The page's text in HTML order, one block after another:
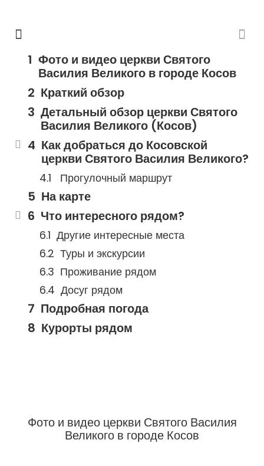
Фото и видео церкви Святого
Василия Великого в городе Косов
Краткий обзор
Детальный обзор церкви Святого
Василия Великого (Косов)
Как добраться до Косовской
церкви Святого Василия Великого?
Прогулочный маршрут
На карте
Что интересного рядом?
Другие интересные места
Туры и экскурсии
Проживание рядом
Досуг рядом
Подробная погода
Курорты рядом
Фото и видео церкви Святого Василия
Великого в городе Косов